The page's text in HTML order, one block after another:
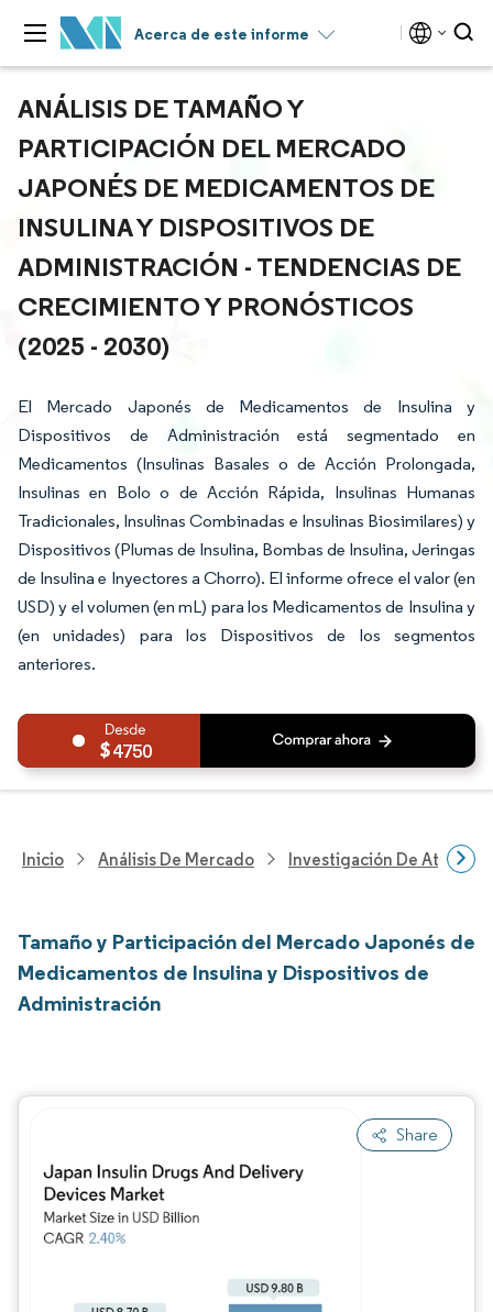
Acerca de este informe
ANÁLISIS DE TAMAÑO Y
PARTICIPACIÓN DEL MERCADO
JAPONÉS DE MEDICAMENTOS DE
INSULINA Y DISPOSITIVOS DE
ADMINISTRACIÓN - TENDENCIAS DE
CRECIMIENTO Y PRONÓSTICOS
(2025 - 2030)
El Mercado Japonés de Medicamentos de Insulina y
Dispositivos de Administración está segmentado en
Medicamentos (Insulinas Basales o de Acción Prolongada,
Insulinas en Bolo o de Acción Rápida, Insulinas Humanas
Tradicionales, Insulinas Combinadas e Insulinas Biosimilares) y
Dispositivos (Plumas de Insulina, Bombas de Insulina, Jeringas
de Insulina e Inyectores a Chorro). El informe ofrece el valor (en
USD) y el volumen (en mL) para los Medicamentos de Insulina y
(en unidades) para los Dispositivos de los segmentos
anteriores.
4750
Inicio Análisis De Mercado Investigación De
Tamaño y Participación del Mercado Japonés de
Medicamentos de Insulina y Dispositivos de
Administración
Share